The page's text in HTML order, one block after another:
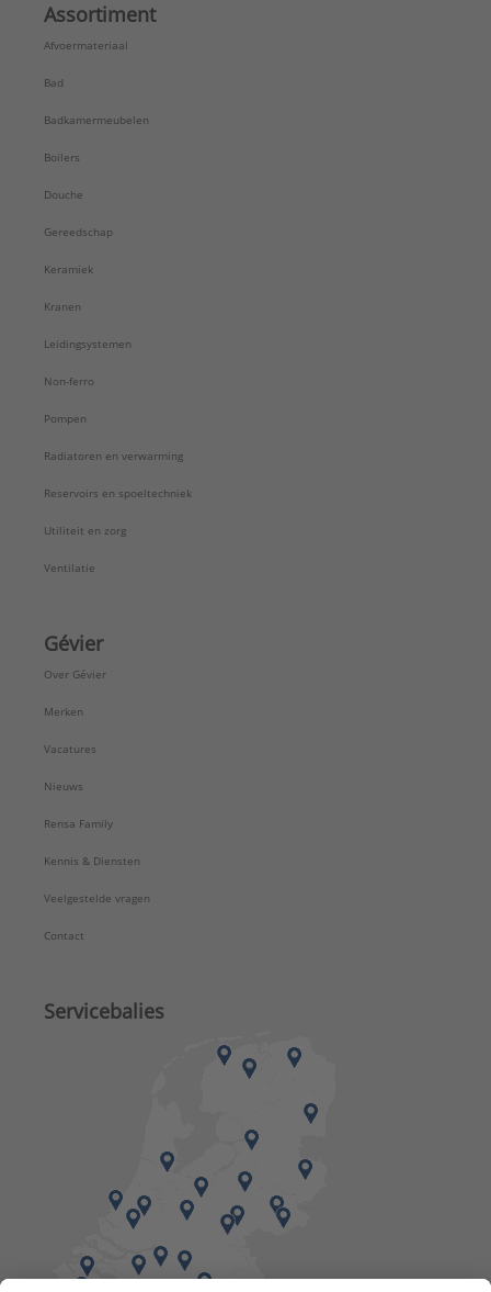
Assortiment
Afvoermateriaal
Bad
Badkamermeubelen
Boilers
Douche
Gereedschap
Keramiek
Kranen
Leidingsystemen
Non-ferro
Pompen
Radiatoren en verwarming
Reservoirs en spoeltechniek
Utiliteit en zorg
Ventilatie
Gévier
Over Gévier
Merken
Vacatures
Nieuws
Rensa Family
Kennis & Diensten
Veelgestelde vragen
Contact
Servicebalies